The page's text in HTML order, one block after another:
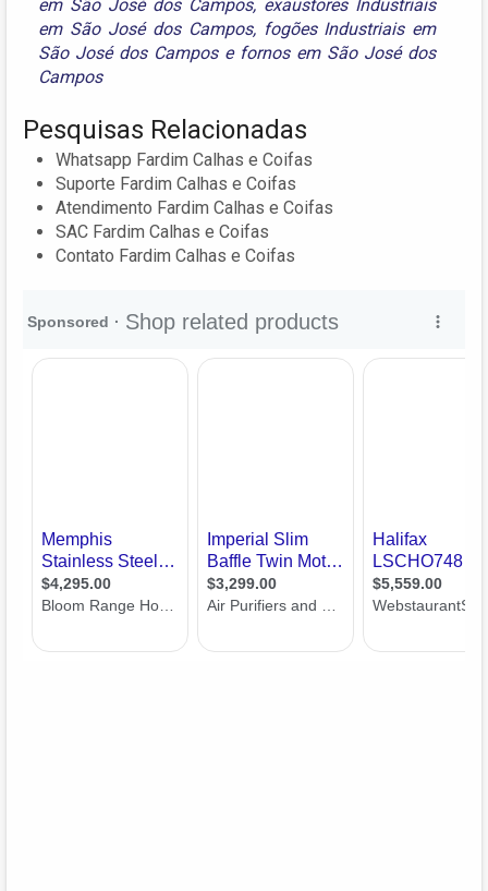
em São José dos Campos, exaustores Industriais
em São José dos Campos, fogões Industriais em
São José dos Campose fornos em São José dos
Campos
Pesquisas Relacionadas
Whatsapp Fardim Calhas e Coifas
Suporte Fardim Calhas e Coifas
Atendimento Fardim Calhas e Coifas
SAC Fardim Calhas e Coifas
Contato Fardim Calhas e Coifas